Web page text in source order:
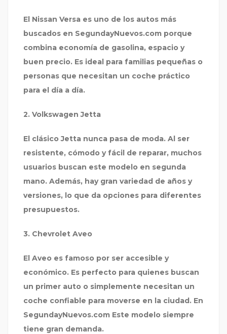
El Nissan Versa es uno de los autos más
buscados en SegundayNuevos.com porque
combina economía de gasolina, espacio y
buen precio. Es ideal para familias pequeñas o
personas que necesitan un coche práctico
para el día a día.
2. Volkswagen Jetta
El clásico Jetta nunca pasa de moda. Al ser
resistente, cómodo y fácil de reparar, muchos
usuarios buscan este modelo en segunda
mano. Además, hay gran variedad de años y
versiones, lo que da opciones para diferentes
presupuestos.
3. Chevrolet Aveo
El Aveo es famoso por ser accesible y
económico. Es perfecto para quienes buscan
un primer auto o simplemente necesitan un
coche confiable para moverse en la ciudad. En
SegundayNuevos.com Este modelo siempre
tiene gran demanda.